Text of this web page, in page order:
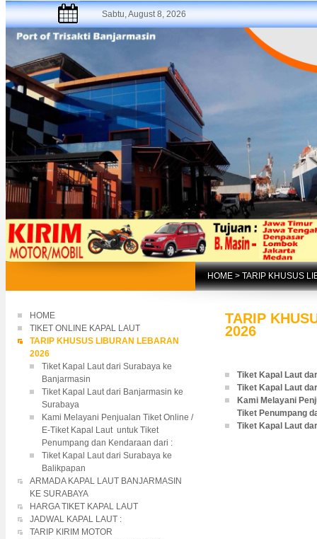
Sabtu, August 8, 2026
HOME > TARIP KHUSUS
HOME
TIKET ONLINE KAPAL LAUT
TARIP KHUSUS LIBURAN LEBARAN
2026
Tiket Kapal Laut dari Surabaya ke
Banjarmasin
Tiket Kapal Laut dari Banjarmasin ke
Surabaya
Kami Melayani Penjualan Tiket Online /
E-Tiket Kapal Laut untuk Tiket
Penumpang dan Kendaraan dari :
Tiket Kapal Laut dari Surabaya ke
Balikpapan
ARMADA KAPAL LAUT BANJARMASIN
KE SURABAYA
HARGA TIKET KAPAL LAUT
JADWAL KAPAL LAUT :
TARIP KIRIM MOTOR
TARIP
2026
Tiket Kapal Laut
Tiket Kapal Laut
Kami Melayani
Tiket Penumpang
Tiket Kapal Laut